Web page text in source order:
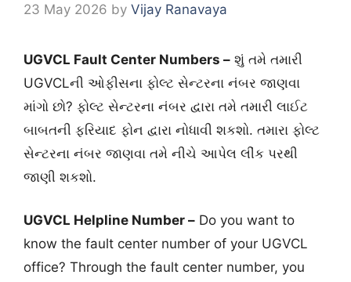
23 May 2026 by Vijay Ranavaya
UGVCL Fault Center Numbers – શું તમે તમારી
UGVCLની ઓફીસના ફોલ્ટ સેન્ટરના નંબર જાણવા
માંગો છો? ફોલ્ટ સેન્ટરના નંબર દ્વારા તમે તમારી લાઈટ
બાબતની ફરિયાદ ફોન દ્વારા નોધાવી શકશો. તમારા ફોલ્ટ
સેન્ટરના નંબર જાણવા તમે નીચે આપેલ લીંક પરથી
જાણી શકશો.
UGVCL Helpline Number – Do you want to
know the fault center number of your UGVCL
office? Through the fault center number, you